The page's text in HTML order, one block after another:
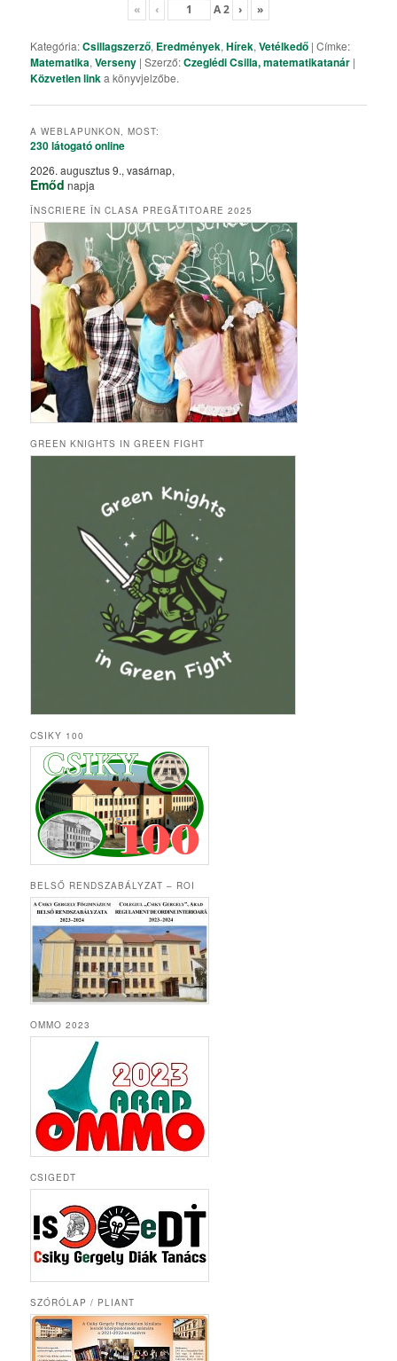
« ‹ A2 › »
Kategória:Csillagszerző, Eredmények,Hírek,Vetélkedő | Címke:
Matematika,Verseny | Szerző:Czeglédi Csilla, matematikatanár |
Közvetlen linka könyvjelzőbe.
A WEBLAPUNKON, MOST:
230 látogatóonline
2026. augusztus 9., vasárnap,
Emőd napja
ÎNSCRIERE ÎN CLASA PREGĂTITOARE 2025
GREEN KNIGHTS IN GREEN FIGHT
CSIKY 100
BELSŐ RENDSZABÁLYZAT – ROI
OMMO 2023
CSIGEDT
SZÓRÓLAP / PLIANT